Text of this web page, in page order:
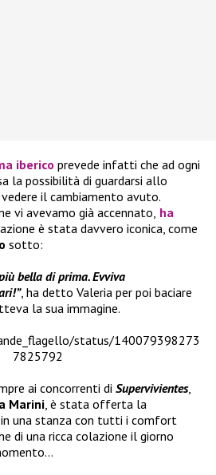
iberico prevede infatti che ad ogni
la possibilità di guardarsi allo
il cambiamento avuto.
vi avevamo già accennato, ha
è stata davvero iconica, come
sotto:
bella di prima. Evviva
, ha detto Valeria per poi baciare
la sua immagine.
status/140079398273
7825792
ai concorrenti di Supervivientes,
Marini, è stata offerta la
una stanza con tutti i comfort
di una ricca colazione il giorno